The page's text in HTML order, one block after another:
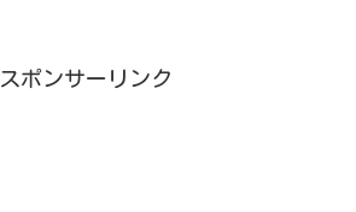
スポンサーリンク